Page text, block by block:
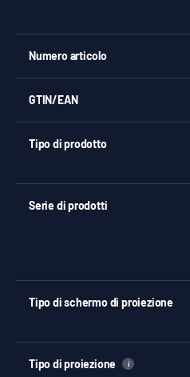
Numero articolo
GTIN/EAN
Tipo di prodotto
Serie di prodotti
Tipo di schermo di proiezione
Tipo di proiezione i